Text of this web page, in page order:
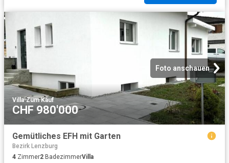
Foto anschauen
Villa·Zum Kauf
CHF 980'000
Gemütliches EFH mit Garten
Bezirk Lenzburg
4 Zimmer2 BadezimmerVilla